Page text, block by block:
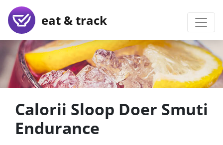
eat & track
Calorii Sloop Doer Smuti
Endurance